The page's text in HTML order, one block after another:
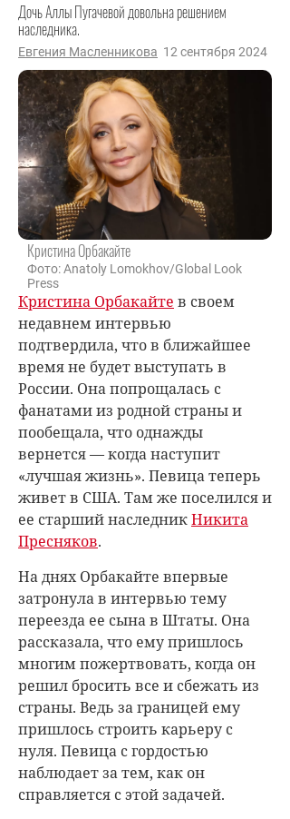
Дочь Аллы Пугачевой довольна решением
наследника.
Евгения Масленникова 12 сентября 2024
Кристина Орбакайте
Фото: Anatoly Lomokhov/Global Look
Press
Кристина Орбакайте в своем
недавнем интервью
подтвердила, что в ближайшее
время не будет выступать в
России. Она попрощалась с
фанатами из родной страны и
пообещала, что однажды
вернется — когда наступит
«лучшая жизнь». Певица теперь
живет в США. Там же поселился и
ее старший наследникНикита
Пресняков.
На днях Орбакайте впервые
затронула в интервью тему
переезда ее сына в Штаты. Она
рассказала, что ему пришлось
многим пожертвовать, когда он
решил бросить все и сбежать из
страны. Ведь за границей ему
пришлось строить карьеру с
нуля. Певица с гордостью
наблюдает за тем, как он
справляется с этой задачей.